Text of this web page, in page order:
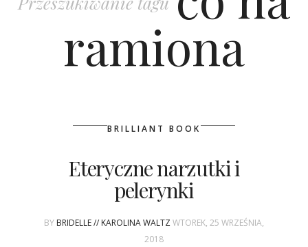
KSIĄŻKI BRIDELLE
ŚLUBNE STYLE
ramiona
BRILLIANT BOOK
Eteryczne narzutki i
pelerynki
BY BRIDELLE // KAROLINA WALTZWTOREK, 25 WRZEŚNIA,
2018